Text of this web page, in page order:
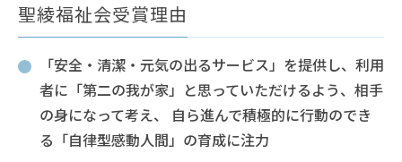
聖綾福祉会受賞理由
「安全・清潔・元気の出るサービス」を提供し、利用
者に「第二の我が家」と思っていただけるよう、相手
の身になって考え、 自ら進んで積極的に行動のでき
る「自律型感動人間」の育成に注力